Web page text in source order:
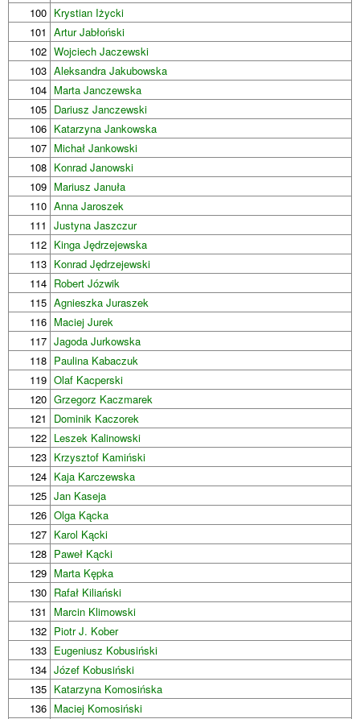
100 Krystian Iżycki
101 Artur Jabłoński
102 Wojciech Jaczewski
103 Aleksandra Jakubowska
104 Marta Janczewska
105 Dariusz Janczewski
106 Katarzyna Jankowska
107 Michał Jankowski
108 Konrad Janowski
109 Mariusz Januła
110 Anna Jaroszek
111 Justyna Jaszczur
112 Kinga Jędrzejewska
113 Konrad Jędrzejewski
114 Robert Józwik
115 Agnieszka Juraszek
116 Maciej Jurek
117 Jagoda Jurkowska
118 Paulina Kabaczuk
119 Olaf Kacperski
120 Grzegorz Kaczmarek
121
Dominik Kaczorek
122 Leszek Kalinowski
123 Krzysztof Kamiński
124 Kaja Karczewska
125 Jan Kaseja
126 Olga Kącka
127 Karol Kącki
128 Paweł Kącki
129 Marta Kępka
130 Rafał Kiliański
131
Marcin Klimowski
132 Piotr J. Kober
133 Eugeniusz Kobusiński
134 Józef Kobusiński
135 Katarzyna Komosińska
136 Maciej Komosiński